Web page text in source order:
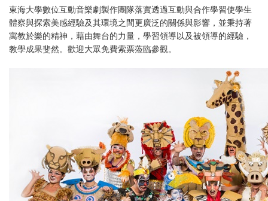
東海大學數位互動音樂劇製作團隊落實透過互動與合作學習使學生
體察與探索美感經驗及其環境之間更廣泛的關係與影響，並秉持著
寓教於樂的精神，藉由舞台的力量，學習領導以及被領導的經驗，
教學成果斐然。歡迎大眾免費索票蒞臨參觀。